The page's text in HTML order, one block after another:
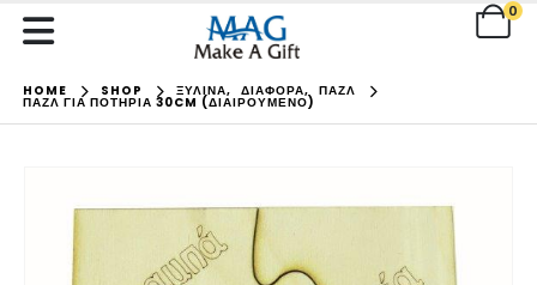
0
HOME SHOP ΞΥΛΙΝΑ, ΔΙΑΦΟΡΑ, ΠΑΖΛ
ΠΑΖΛ ΓΙΑ ΠΟΤΉΡΙΑ 30CM (ΔΙΑΙΡΟΎΜΕΝΟ)